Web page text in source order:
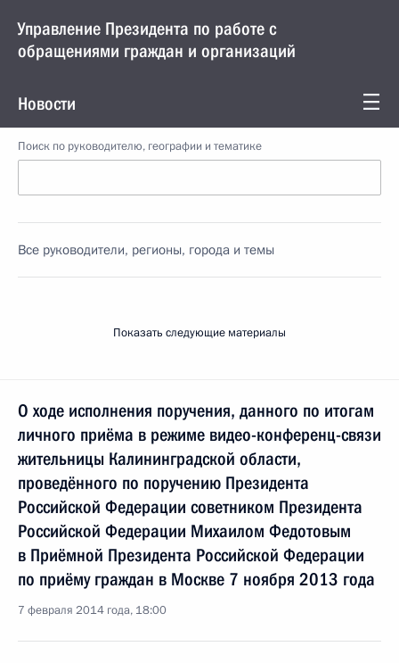
Управление Президента по работе с
обращениями граждан и организаций
Новости
Поиск по руководителю, географии и тематике
Все руководители, регионы, города и темы
Показать следующие материалы
О ходе исполнения поручения, данного по итогам
личного приёма в режиме видео-конференц-связи
жительницы Калининградской области,
проведённого по поручению Президента
Российской Федерации советником Президента
Российской Федерации Михаилом Федотовым
в Приёмной Президента Российской Федерации
по приёму граждан в Москве 7 ноября 2013 года
7 февраля 2014 года, 18:00